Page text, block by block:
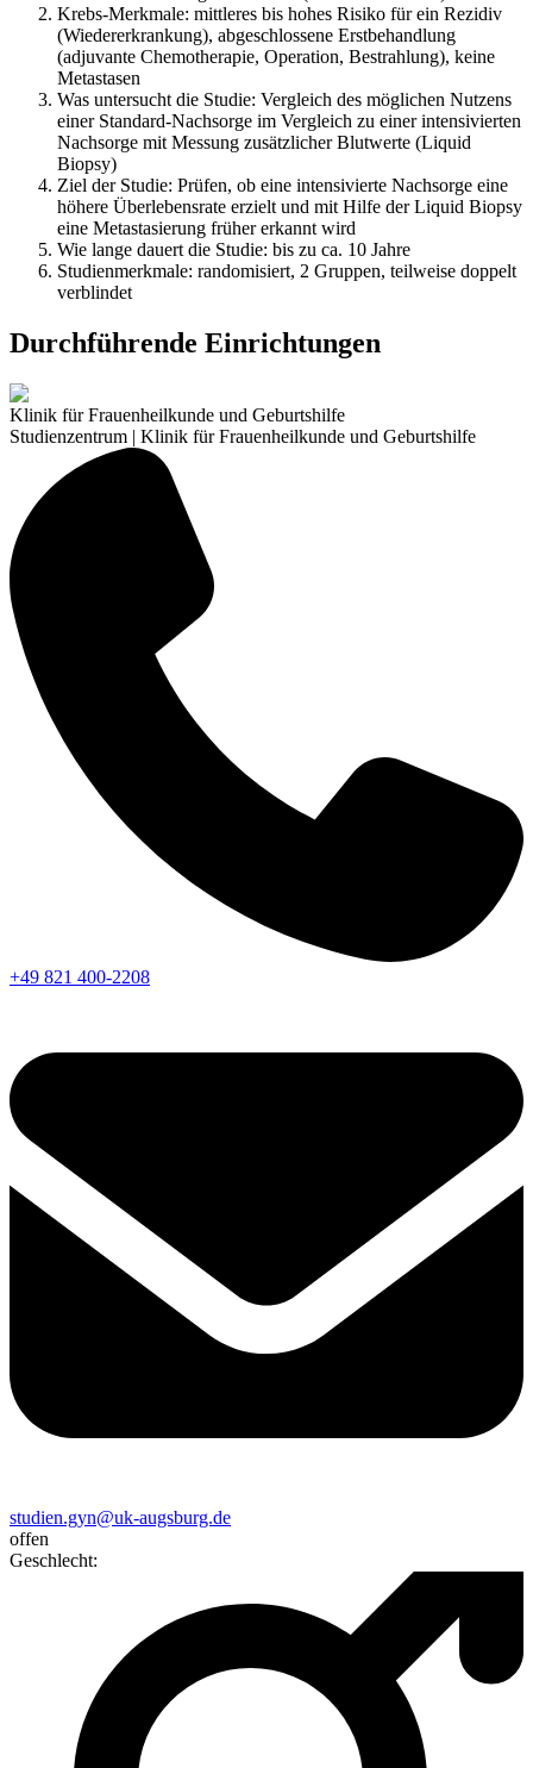
Krebs-Merkmale: mittleres bis hohes Risiko für ein Rezidiv
(Wiedererkrankung), abgeschlossene Erstbehandlung
(adjuvante Chemotherapie, Operation, Bestrahlung), keine
Metastasen
Was untersucht die Studie: Vergleich des möglichen Nutzens
einer Standard-Nachsorge im Vergleich zu einer intensivierten
Nachsorge mit Messung zusätzlicher Blutwerte (Liquid
Biopsy)
Ziel der Studie: Prüfen, ob eine intensivierte Nachsorge eine
höhere Überlebensrate erzielt und mit Hilfe der Liquid Biopsy
eine Metastasierung früher erkannt wird
Wie lange dauert die Studie: bis zu ca. 10 Jahre
Studienmerkmale: randomisiert, 2 Gruppen, teilweise doppelt
verblindet
Durchführende Einrichtungen
Klinik für Frauenheilkunde und Geburtshilfe
Studienzentrum | Klinik für Frauenheilkunde und Geburtshilfe
+49 821 400-2208
studien.gyn@uk-augsburg.de
offen
Geschlecht: